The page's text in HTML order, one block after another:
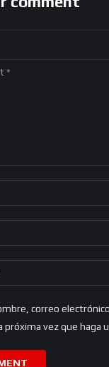
correo
próxima vez que haga